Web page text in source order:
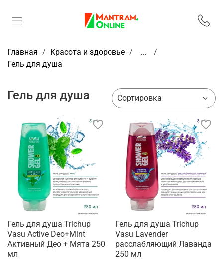
Главная Красота и здоровье
...
Гель для душа
Гель для душа
Гель для душа Trichup
Vasu Active Deo+Mint
Активный Део + Мята 250
мл
Гель для душа Trichup
Vasu Lavender
расслабляющий Лаванда
250 мл